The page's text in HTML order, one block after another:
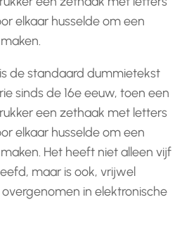
elkaar husselde om een
de standaard dummietekst
sinds de 16e eeuw, toen een
een zethaak met letters
elkaar husselde om een
Het heeft niet alleen vijf
maar is ook, vrijwel
in elektronische